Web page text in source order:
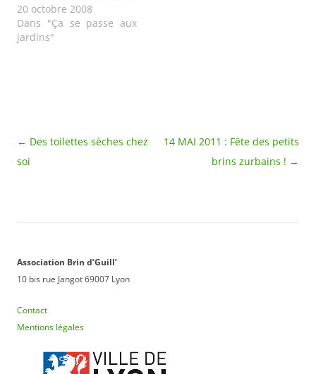
Atelier peinture…
cette friche empoubellée
au 6 de la rue Mazagran.
Premier pas dans la
20 octobre 2008
Dans "Ça se passe aux
jardins"
Navigation
des
← Des toilettes sèches chez
soi
14 MAI 2011 : Fête des petits
brins zurbains ! →
Association Brin d’Guill’
10 bis rue Jangot 69007 Lyon
Contact
Mentions légales